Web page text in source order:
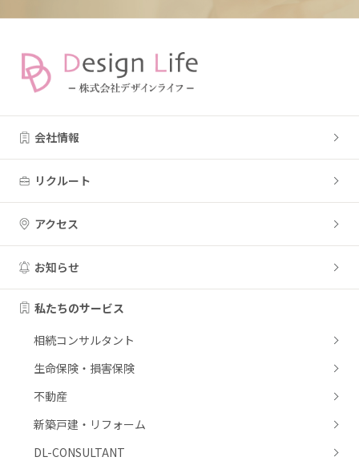
会社情報
リクルート
アクセス
お知らせ
私たちのサービス
相続コンサルタント
生命保険・損害保険
不動産
新築戸建・リフォーム
DL-CONSULTANT